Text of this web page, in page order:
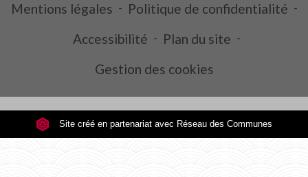
Mentions légales - Politique de confidentialité -
Accessibilité - Plan du site -
Gestion des cookies
Site créé en partenariat avec Réseau des Communes